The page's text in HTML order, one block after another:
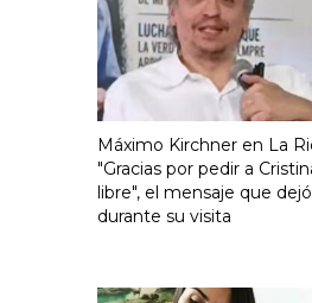
Máximo Kirchner en La
"Gracias por pedir a
libre", el mensaje que dejó
durante su visita